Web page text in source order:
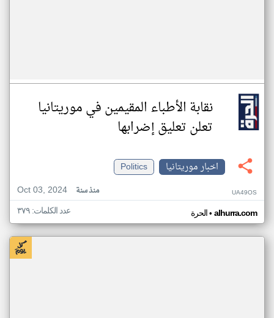
نقابة الأطباء المقيمين في موريتانيا
تعلن تعليق إضرابها
اخبار موريتانيا
Politics
Oct 03, 2024
منذ سنة UA49OS
الحرة• alhurra.com عدد الكلمات: ٣٧٩